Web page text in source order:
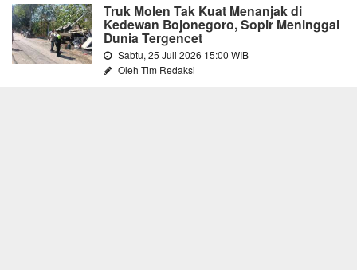
Truk Molen Tak Kuat Menanjak di
Kedewan Bojonegoro, Sopir Meninggal
Dunia Tergencet
Sabtu, 25 Juli 2026 15:00 WIB
Oleh Tim Redaksi